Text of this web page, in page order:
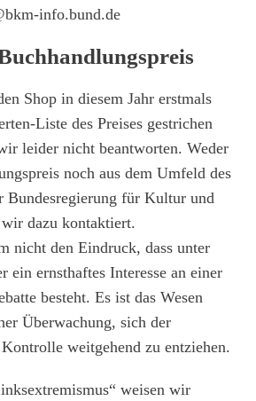
info.bund.de
Shop in diesem Jahr erstmals
Liste des Preises gestrichen
leider nicht beantworten. Weder
noch aus dem Umfeld des
Bundesregierung für Kultur und
dazu kontaktiert.
nicht den Eindruck, dass unter
ein ernsthaftes Interesse an einer
besteht. Es ist das Wesen
Überwachung, sich der
weitgehend zu entziehen.
weisen wir